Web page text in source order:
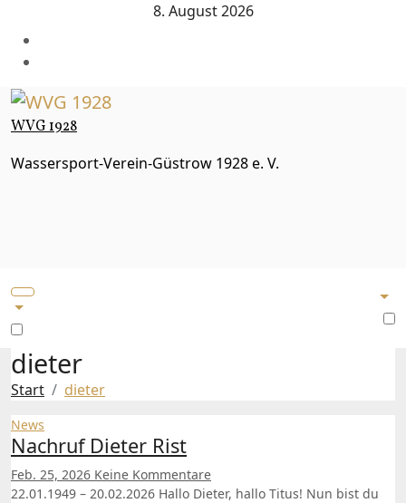
8. August 2026
WVG 1928
Wassersport-Verein-Güstrow 1928 e. V.
dieter
Start dieter
News
Nachruf Dieter Rist
Feb. 25, 2026 Keine Kommentare
22.01.1949 – 20.02.2026 Hallo Dieter, hallo Titus! Nun bist du